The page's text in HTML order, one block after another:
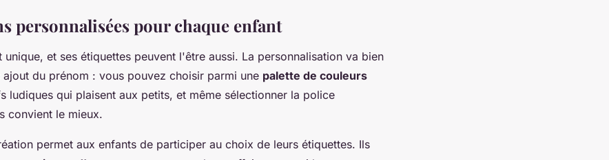
personnalisées pour chaque enfant
unique, et ses étiquettes peuvent l'être aussi. La personnalisation va bien
du prénom : vous pouvez choisir parmi une palette de couleurs
ludiques qui plaisent aux petits, et même sélectionner la police
convient le mieux.
permet aux enfants de participer au choix de leurs étiquettes. Ils